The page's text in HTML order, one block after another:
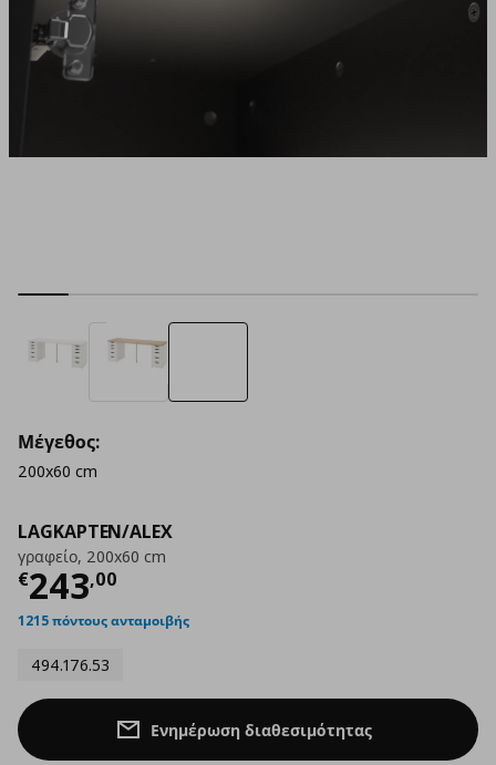
LAGKAPTEN/ALEX
γραφείο, 200x60 cm
€243,00
Τρέχουσα τιμή
1215 πόντους ανταμοιβής
494.176.53
Μέγεθος:
200x60 cm
Ενημέρωση διαθεσιμότητας